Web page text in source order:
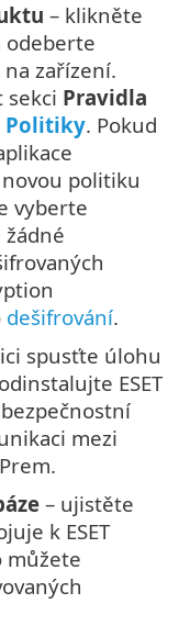
– klikněte
odeberte
zařízení.
sekci Pravidla
Politiky. Pokud
politiku
vyberte
dešifrování.
spusťte úlohu
ESET
mezi
– ujistěte
k ESET
můžete